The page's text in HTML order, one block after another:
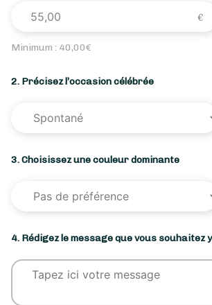
Minimum : 40,00€
2. Précisez l’occasion célébrée
3. Choisissez une couleur dominante
4. Rédigez le message que vous souhaitez